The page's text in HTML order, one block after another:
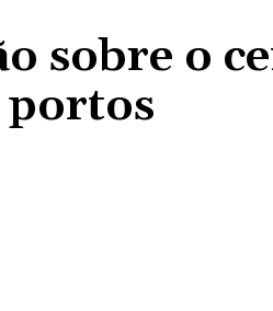
sobre o
portos